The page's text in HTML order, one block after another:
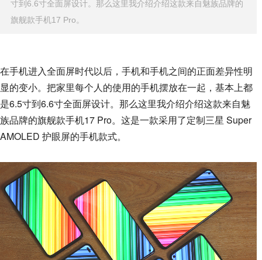
寸到6.6寸全面屏设计。那么这里我介绍介绍这款来自魅族品牌的
旗舰款手机17 Pro。
在手机进入全面屏时代以后，手机和手机之间的正面差异性明
显的变小。把家里每个人的使用的手机摆放在一起，基本上都
是6.5寸到6.6寸全面屏设计。那么这里我介绍介绍这款来自魅
族品牌的旗舰款手机17 Pro。这是一款采用了定制三星 Super
AMOLED 护眼屏的手机款式。